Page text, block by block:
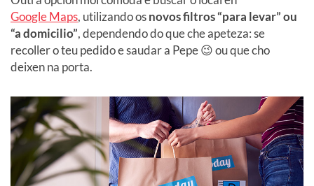
Google Maps, utilizando osnovos filtros “para levar” ou
“a domicilio”, dependendo do que che apeteza: se
recoller o teu pedido e saudar a Pepe 😉 ou que cho
deixen na porta.